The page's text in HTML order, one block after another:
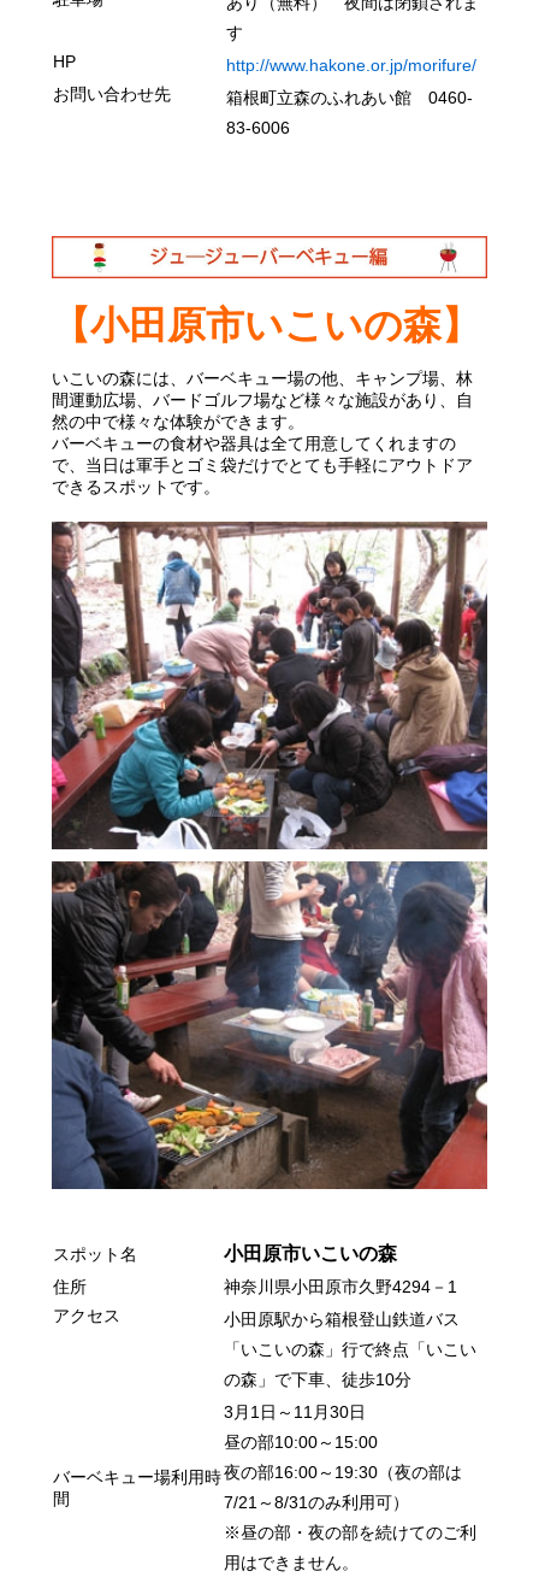
小田原観光
す
HP
http://www.hakone.or.jp/morifure/
お問い合わせ先
箱根町立森のふれあい館0460-
83-6006
【小田原市いこいの森】
いこいの森には、バーベキュー場の他、キャンプ場、林
間運動広場、バードゴルフ場など様々な施設があり、自
然の中で様々な体験ができます。
バーベキューの食材や器具は全て用意してくれますの
で、当日は軍手とゴミ袋だけでとても手軽にアウトドア
できるスポットです。
スポット名 小田原市いこいの森
住所
神奈川県小田原市久野4294－1
アクセス
小田原駅から箱根登山鉄道バス
「いこいの森」行で終点「いこい
の森」で下車、徒歩10分
バーベキュー場利用時
間
3月1日～11月30日
昼の部10:00～15:00
夜の部16:00～19:30（夜の部は
7/21～8/31のみ利用可）
※昼の部・夜の部を続けてのご利
用はできません。